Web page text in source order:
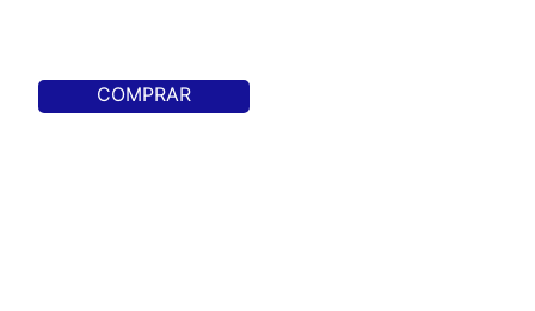
COMPRAR